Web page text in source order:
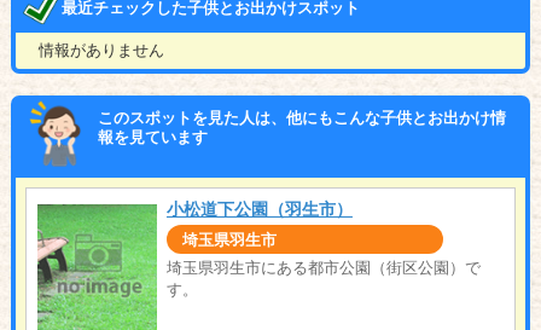
最近チェックした子供とお出かけスポット
情報がありません
このスポットを見た人は、他にもこんな子供とお出かけ情
報を見ています
小松道下公園（羽生市）
埼玉県羽生市
埼玉県羽生市にある都市公園（街区公園）で
す。